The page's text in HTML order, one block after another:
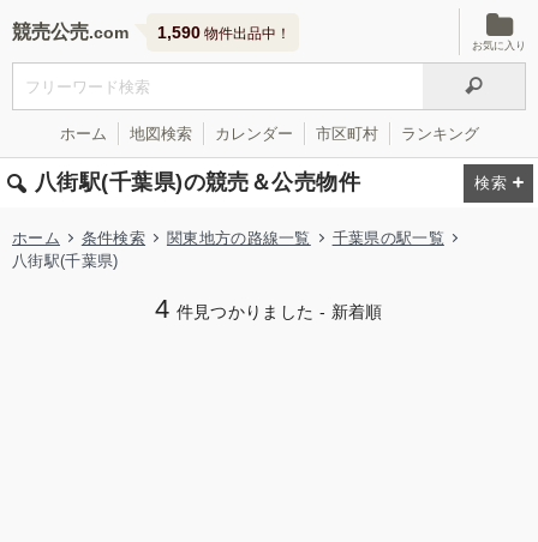
競売公売 1,590 物件出品中！
お気に入り
ホーム 地図検索 カレンダー 市区町村 ランキング
八街駅(千葉県)の競売＆公売物件
ホーム 条件検索 関東地方の路線一覧
千葉県の駅一覧
八街駅(千葉県)
4 件見つかりました - 新着順